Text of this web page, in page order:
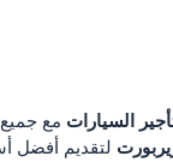
السيارات مع
لتقديم أفضل